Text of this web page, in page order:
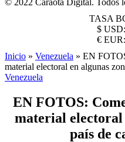
© 2022 Caraota Digital. Todos
TASA
$ USD:
€ EUR:
Inicio » Venezuela » EN
material electoral en algunas
Venezuela
EN FOTOS:
material electoral
país de